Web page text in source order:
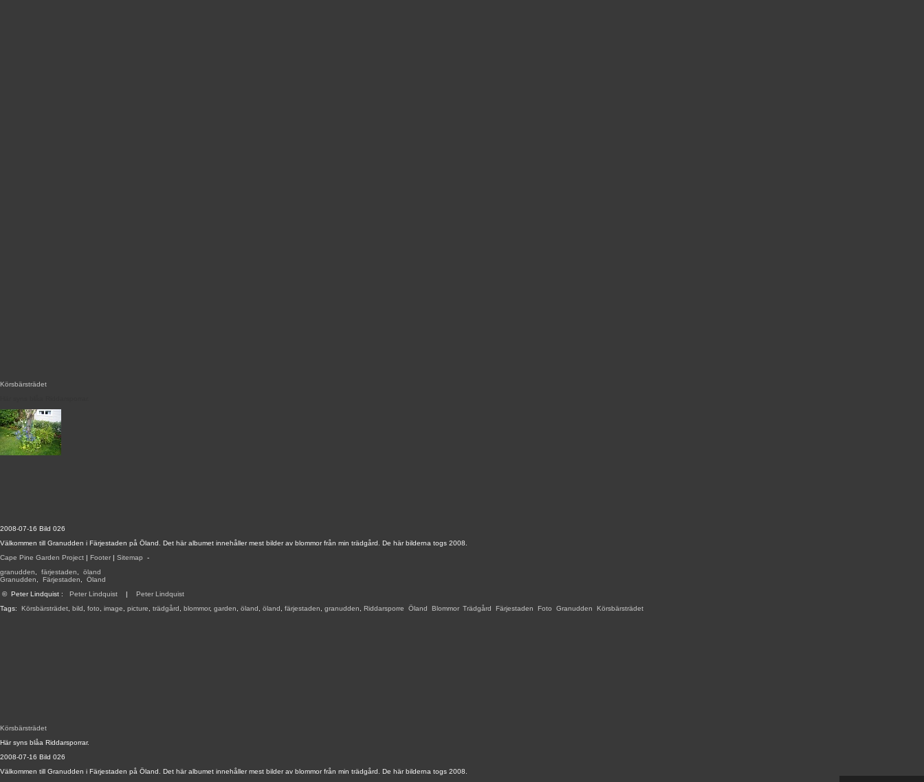
2008-07-16 Bild 026
Välkommen till Granudden i Färjestaden på Öland. Det här albumet innehåller mest bilder av blommor från min trädgård. De här bilderna togs 2008.
Cape Pine Garden Project | Footer | Sitemap -
granudden
färjestaden
öland
Granudden
Färjestaden
Öland
© Peter Lindquist : Peter Lindquist | Peter Lindquist
Tags: Körsbärsträdet bild foto image picture trädgård blommor, garden öland öland färjestaden granudden Riddarsporre Öland Blommor, Trädgård Färjestaden Foto Granudden Körsbärsträdet
Körsbärsträdet
Körsbärsträdet
Här syns blåa Riddarsporrar.
2008-07-16 Bild 026
Välkommen till Granudden i Färjestaden på Öland. Det här albumet innehåller mest bilder av blommor från min trädgård. De här bilderna togs 2008.